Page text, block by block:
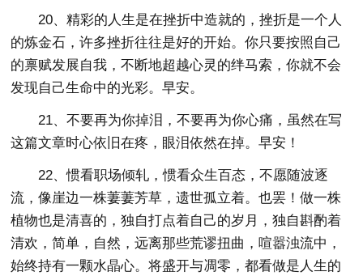
20、精彩的人生是在挫折中造就的，挫折是一个人
的炼金石，许多挫折往往是好的开始。你只要按照自己
的禀赋发展自我，不断地超越心灵的绊马索，你就不会
发现自己生命中的光彩。早安。
21、不要再为你掉泪，不要再为你心痛，虽然在写
这篇文章时心依旧在疼，眼泪依然在掉。早安！
22、惯看职场倾轧，惯看众生百态，不愿随波逐
流，像崖边一株萋萋芳草，遗世孤立着。也罢！做一株
植物也是清喜的，独自打点着自己的岁月，独自斟酌着
清欢，简单，自然，远离那些荒谬扭曲，喧嚣浊流中，
始终持有一颗水晶心。将盛开与凋零，都看做是人生的